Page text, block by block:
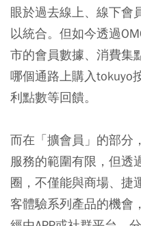
眼於過去線上、線下會
以統合。但如今透過
市的會員數據、消費集
哪個通路上購入tokuyo
利點數等回饋。
而在「擴會員」的部分
服務的範圍有限，但透
圈，不僅能與商場、捷
客體驗系列產品的機會